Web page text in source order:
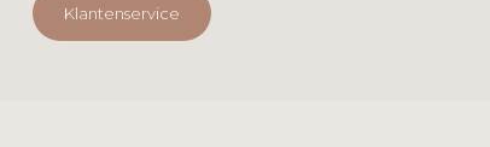
Klantenservice